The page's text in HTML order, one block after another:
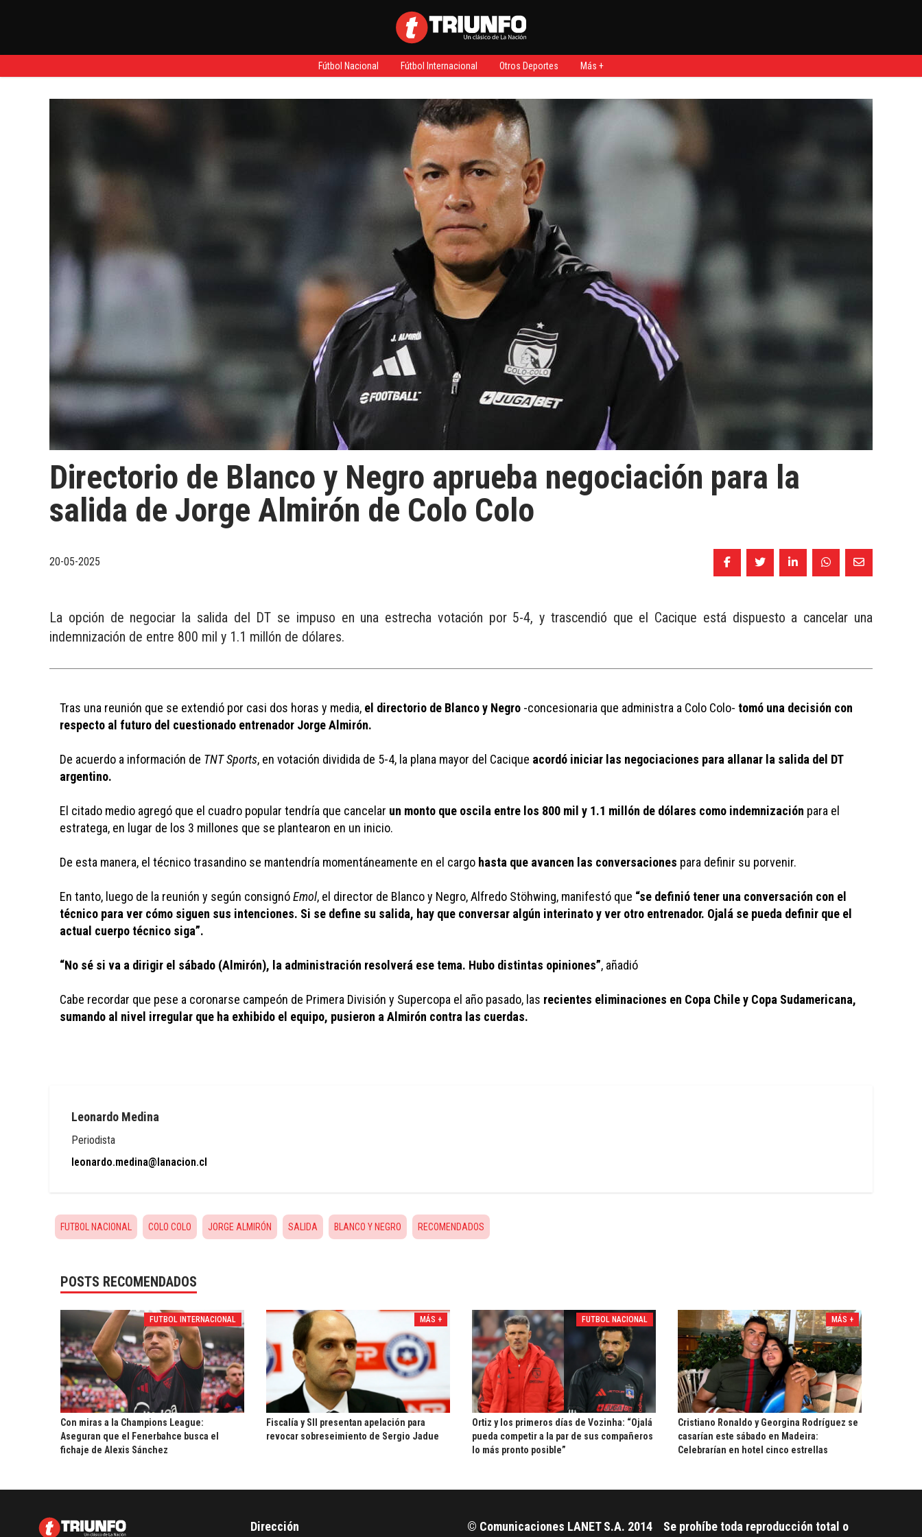
Fútbol Nacional Fútbol Internacional Otros Deportes Más +
Directorio de Blanco y Negro aprueba negociación para la
salida de Jorge Almirón de Colo Colo
20-05-2025
La opción de negociar la salida del DT se impuso en una estrecha votación por 5-4, y trascendió que el Cacique está dispuesto a cancelar una
indemnización de entre 800 mil y 1.1 millón de dólares.
Tras una reunión que se extendió por casi dos horas y media, el directorio de Blanco y Negro -concesionaria que administra a Colo Colo- tomó una decisión con
respecto al futuro del cuestionado entrenador Jorge Almirón.
De acuerdo a información de TNT Sports, en votación dividida de 5-4, la plana mayor del Cacique acordó iniciar las negociaciones para allanar la salida del DT
argentino.
El citado medio agregó que el cuadro popular tendría que cancelar un monto que oscila entre los 800 mil y 1.1 millón de dólares como indemnización para el
estratega, en lugar de los 3 millones que se plantearon en un inicio.
De esta manera, el técnico trasandino se mantendría momentáneamente en el cargo hasta que avancen las conversaciones para definir su porvenir.
En tanto, luego de la reunión y según consignó Emol, el director de Blanco y Negro, Alfredo Stöhwing, manifestó que “se definió tener una conversación con el
técnico para ver cómo siguen sus intenciones. Si se define su salida, hay que conversar algún interinato y ver otro entrenador. Ojalá se pueda definir que el
actual cuerpo técnico siga”.
“No sé si va a dirigir el sábado (Almirón), la administración resolverá ese tema. Hubo distintas opiniones”, añadió
Cabe recordar que pese a coronarse campeón de Primera División y Supercopa el año pasado, las recientes eliminaciones en Copa Chile y Copa Sudamericana,
sumando al nivel irregular que ha exhibido el equipo, pusieron a Almirón contra las cuerdas.
Leonardo Medina
Periodista
leonardo.medina@lanacion.cl
FUTBOL NACIONAL COLO COLO JORGE ALMIRÓN SALIDA BLANCO Y NEGRO RECOMENDADOS
POSTS RECOMENDADOS
FUTBOL INTERNACIONAL
Con miras a la Champions League:
Aseguran que el Fenerbahce busca el
fichaje de Alexis Sánchez
MÁS +
Fiscalía y SII presentan apelación para
revocar sobreseimiento de Sergio Jadue
FUTBOL NACIONAL
Ortiz y los primeros días de Vozinha: “Ojalá
pueda competir a la par de sus compañeros
lo más pronto posible”
MÁS +
Cristiano Ronaldo y Georgina Rodríguez se
casarían este sábado en Madeira:
Celebrarían en hotel cinco estrellas
Dirección © Comunicaciones LANET S.A. 2014 Se prohíbe toda reproducción total o